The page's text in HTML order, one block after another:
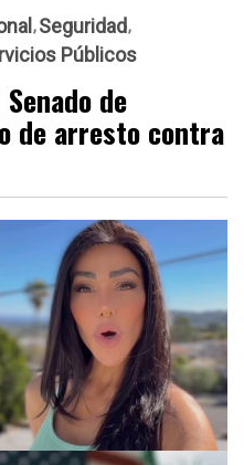
Seguridad
Públicos
de
de arresto contra